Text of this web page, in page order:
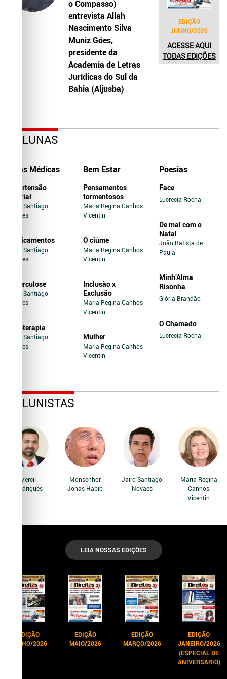
o Compasso)
entrevista Allah
Nascimento Silva
Muniz Góes,
presidente da
Academia de Letras
Jurídicas do Sul da
Bahia (Aljusba)
EDIÇÃO
JUNHO/2026
ACESSE AQUI
TODAS EDIÇÕES
COLUNAS
Dicas Médicas
Hipertensão
Arterial
Jairo Santiago
Novaes
Medicamentos
Jairo Santiago
Novaes
Tuberculose
Jairo Santiago
Novaes
Soroterapia
Jairo Santiago
Novaes
Bem Estar
Pensamentos
tormentosos
Maria Regina Canhos
Vicentin
O ciúme
Maria Regina Canhos
Vicentin
Inclusão x
Exclusão
Maria Regina Canhos
Vicentin
Mulher
Maria Regina Canhos
Vicentin
Poesias
Face
Lucrecia Rocha
De mal com o
Natal
João Batista de
Paula
Minh’Alma
Risonha
Glória Brandão
O Chamado
Lucrecia Rocha
COLUNISTAS
Vercil
Rodrigues
Monsenhor
Jonas Habib
Jairo Santiago
Novaes
Maria Regina
Canhos
Vicentin
LEIA NOSSAS EDIÇÕES
EDIÇÃO
JUNHO/2026
EDIÇÃO
MAIO/2026
EDIÇÃO
MARÇO/2026
EDIÇÃO
JANEIRO/2026
(ESPECIAL DE
ANIVERSÁRIO)